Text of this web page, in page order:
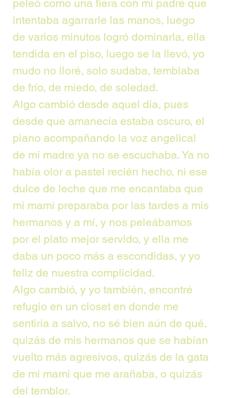
peleó como una fiera con mi padre que
intentaba agarrarle las manos, luego
de varios minutos logró dominarla, ella
tendida en el piso, luego se la llevó, yo
mudo no lloré, solo sudaba, temblaba
de frío, de miedo, de soledad.
Algo cambió desde aquel día, pues
desde que amanecía estaba oscuro, el
piano acompañando la voz angelical
de mi madre ya no se escuchaba. Ya no
había olor a pastel recién hecho, ni ese
dulce de leche que me encantaba que
mi mami preparaba por las tardes a mis
hermanos y a mí, y nos peleábamos
por el plato mejor servido, y ella me
daba un poco más a escondidas, y yo
feliz de nuestra complicidad.
Algo cambió, y yo también, encontré
refugio en un closet en donde me
sentiría a salvo, no sé bien aún de qué,
quizás de mis hermanos que se habían
vuelto más agresivos, quizás de la gata
de mi mami que me arañaba, o quizás
del temblor.